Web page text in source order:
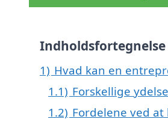
Indholdsfortegnelse
1) Hvad kan en
1.1) Forskellige
1.2) Fordelene ved